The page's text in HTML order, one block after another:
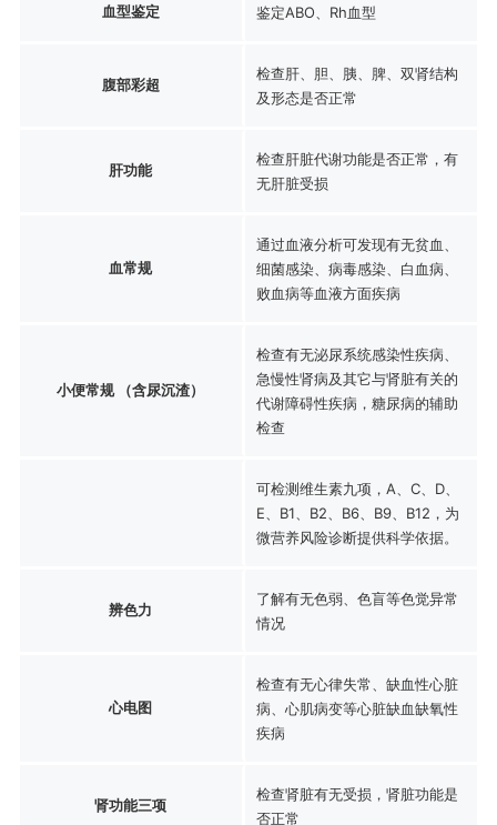
血型鉴定 鉴定ABO、Rh血型
腹部彩超
检查肝、胆、胰、脾、双肾结构
及形态是否正常
肝功能
检查肝脏代谢功能是否正常，有
无肝脏受损
血常规
通过血液分析可发现有无贫血、
细菌感染、病毒感染、白血病、
败血病等血液方面疾病
小便常规 （含尿沉渣）
检查有无泌尿系统感染性疾病、
急慢性肾病及其它与肾脏有关的
代谢障碍性疾病，糖尿病的辅助
检查
可检测维生素九项，A、C、D、
E、B1、B2、B6、B9、B12，为
微营养风险诊断提供科学依据。
辨色力
了解有无色弱、色盲等色觉异常
情况
心电图
检查有无心律失常、缺血性心脏
病、心肌病变等心脏缺血缺氧性
疾病
肾功能三项
检查肾脏有无受损，肾脏功能是
否正常